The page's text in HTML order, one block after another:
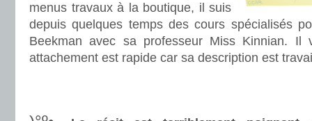
menus travaux à la boutique, il suis
depuis quelques temps des cours spécialisés
Beekman avec sa professeur Miss Kinnian. Il
attachement est rapide car sa description est